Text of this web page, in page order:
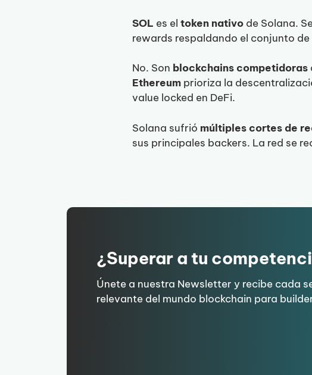
SOL es el token nativo de Solana.
rewards respaldando el conjunto
No. Son blockchains competidoras
Ethereum prioriza la
value locked en DeFi.
Solana sufrió múltiples cortes de
sus principales backers. La red se
¿Superar a tu
Únete a nuestra Newsletter y recibe cada
relevante del mundo blockchain para